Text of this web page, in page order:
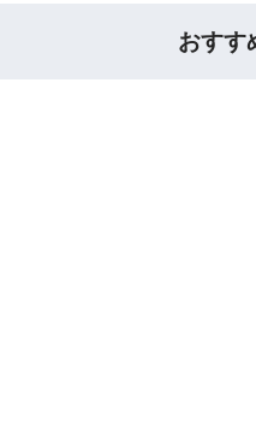
おすす